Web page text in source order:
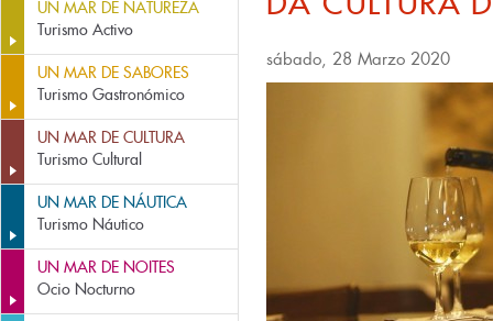
UN MAR DE NATUREZA
Turismo Activo
UN MAR DE SABORES
Turismo Gastronómico
UN MAR DE CULTURA
Turismo Cultural
UN MAR DE NÁUTICA
Turismo Náutico
UN MAR DE NOITES
Ocio Nocturno
sábado, 28 Marzo 2020